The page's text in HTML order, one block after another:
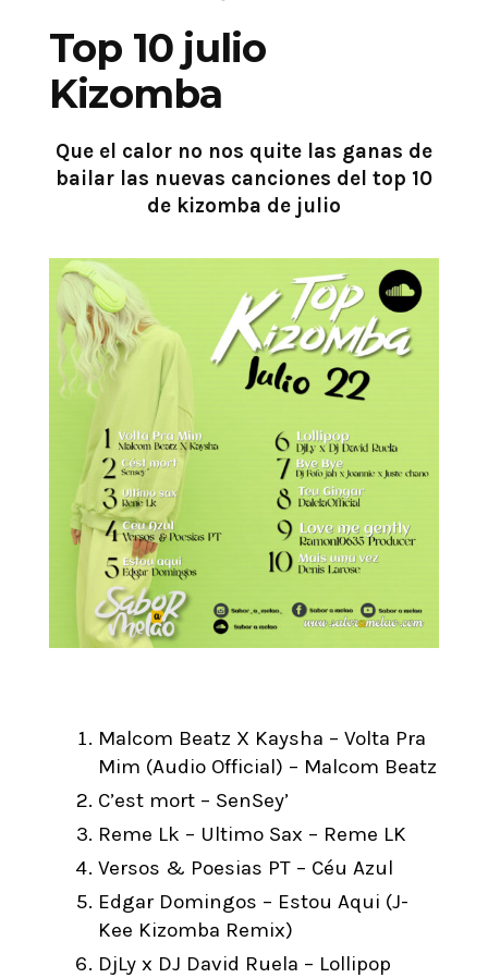
Top 10 julio
Kizomba
Que el calor no nos quite las ganas de
bailar las nuevas canciones del top 10
de kizomba de julio
Malcom Beatz X Kaysha – Volta Pra
Mim (Audio Official) – Malcom Beatz
C’est mort – SenSey’
Reme Lk – Ultimo Sax – Reme LK
Versos & Poesias PT – Céu Azul
Edgar Domingos – Estou Aqui (J-
Kee Kizomba Remix)
DjLy x DJ David Ruela – Lollipop